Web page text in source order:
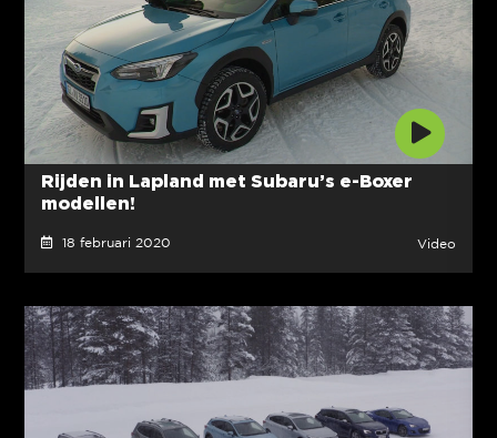
Rijden in Lapland met Subaru’s e-Boxer
modellen!
18 februari 2020 Video